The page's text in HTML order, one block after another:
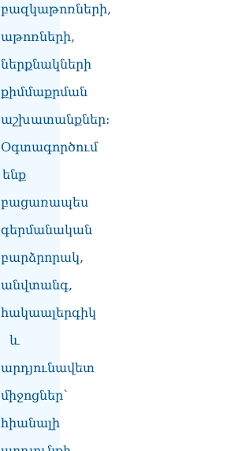
բազկաթոռների,
աթոռների,
ներքնակների
քիմմաքրման
աշխատանքներ:
Օգտագործում
ենք
բացառապես
գերմանական
բարձրորակ,
անվտանգ,
հակաալերգիկ
և
արդյունավետ
միջոցներ՝
հիանալի
կառավարության
06.08.2026
Ադրբեջանի տարածքով
խմբաքանակ
հերթական նիստը
լինելու Երևանում և բոլոր
06.08.2026
մահու կռիվ ենք տալու»